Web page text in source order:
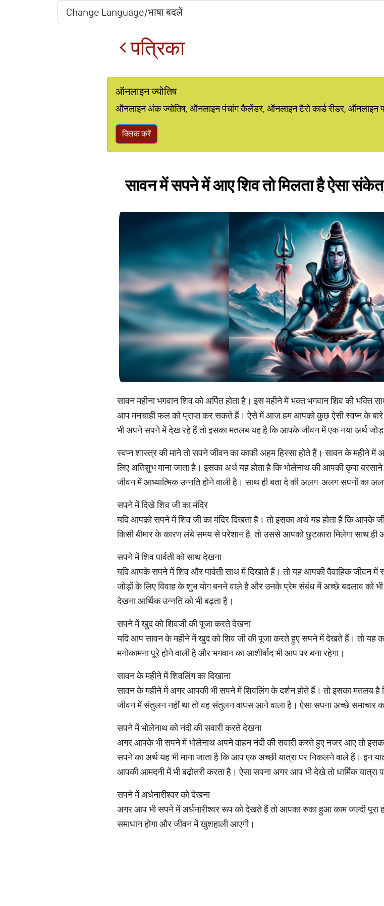
पत्रिका
ऑनलाइन ज्योतिष
ऑनलाइन अंक ज्योतिष, ऑनलाइन पंचांग कैलेंडर, ऑनलाइन टैरो कार्ड रीडर, ऑनलाइन
क्लिक करें
सावन में सपने में आए शिव तो मिलता है ऐसा
सावन महीना भगवान शिव को अर्पित होता है। इस महीने में भक्त भगवान शिव की भक्ति
आप मनचाही फल को प्राप्त कर सकते हैं। ऐसे में आज हम आपको कुछ ऐसी स्वप्न के
भी अपने सपने में देख रहे हैं तो इसका मतलब यह है कि आपके जीवन में एक नया अर्थ
स्वप्न शास्त्र की माने तो सपने जीवन का काफी अहम हिस्सा होते हैं। सावन के महीने
लिए अतिशुभ माना जाता है। इसका अर्थ यह होता है कि भोलेनाथ की आपकी कृपा
जीवन में आध्यात्मिक उन्नति होने वाली है। साथ ही बता दे की अलग-अलग सपनों का
सपने में दिखे शिव जी का मंदिर
यदि आपको सपने में शिव जी का मंदिर दिखता है। तो इसका अर्थ यह होता है कि आपके
किसी बीमार के कारण लंबे समय से परेशान है, तो उससे आपको छुटकारा मिलेगा साथ ही
सपने में शिव पार्वती को साथ देखना
यदि आपके सपने में शिव और पार्वती साथ में दिखाते हैं। तो यह आपकी वैवाहिक जीवन
जोड़ों के लिए विवाह के शुभ योग बनने वाले है और उनके प्रेम संबंध में अच्छे बदलाव को भी
देखना आर्थिक उन्नति को भी बढ़ता है।
सपने में खुद को शिवजी की पूजा करते देखना
यदि आप सावन के महीने में खुद को शिव जी की पूजा करते हुए सपने में देखते हैं। तो यह
मनोकामना पूरे होने वाली है और भगवान का आशीर्वाद भी आप पर बना रहेगा।
सावन के महीने में शिवलिंग का दिखाना
सावन के महीने में अगर आपकी भी सपने में शिवलिंग के दर्शन होते हैं। तो इसका
जीवन में संतुलन नहीं था तो वह संतुलन वापस आने वाला है। ऐसा सपना अच्छे समाचार
सपने में भोलेनाथ को नंदी की सवारी करते देखना
अगर आपके भी सपने में भोलेनाथ अपने वाहन नंदी की सवारी करते हुए नजर आए तो
सपने का अर्थ यह भी माना जाता है कि आप एक अच्छी यात्रा पर निकलने वाले हैं। इन
आपकी आमदनी में भी बढ़ोतरी करता है। ऐसा सपना अगर आप भी देखे तो धार्मिक यात्रा
सपने में अर्धनारीश्वर को देखना
अगर आप भी सपने में अर्धनारीश्वर रूप को देखते हैं तो आपका रुका हुआ काम जल्दी
समाधान होगा और जीवन में खुशहाली आएगी।